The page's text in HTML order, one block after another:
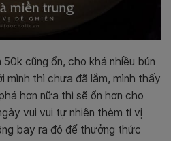
cũng ổn, cho khá nhiều bún
mình thì chưa đã lắm, mình thấy
hơn nữa thì sẽ ổn hơn cho
vui vui tự nhiên thèm tí vị
bay ra đó để thưởng thức